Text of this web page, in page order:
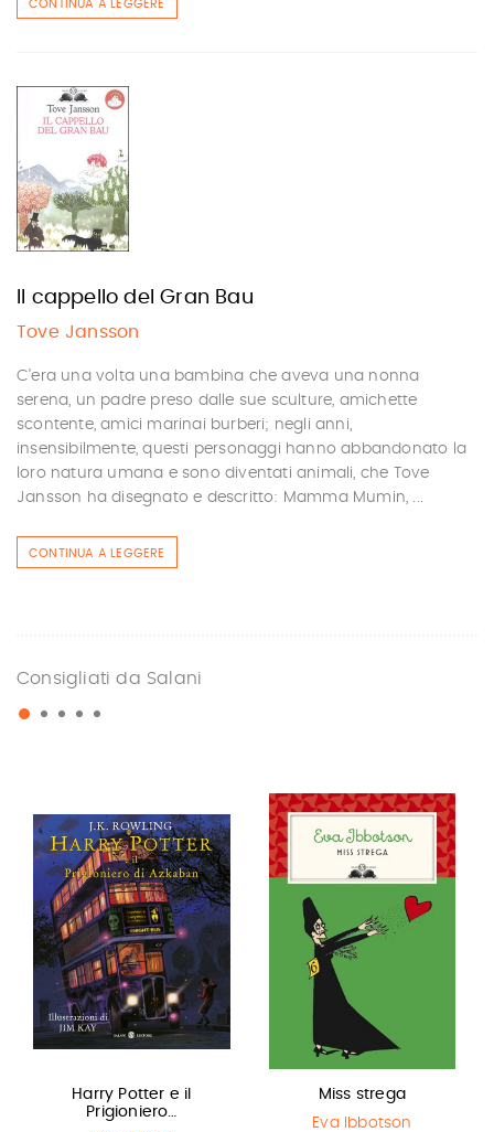
CONTINUA A LEGGERE
Il cappello del Gran Bau
Tove Jansson
C'era una volta una bambina che aveva una nonna
serena, un padre preso dalle sue sculture, amichette
scontente, amici marinai burberi; negli anni,
insensibilmente, questi personaggi hanno abbandonato la
loro natura umana e sono diventati animali, che Tove
Jansson ha disegnato e descritto: Mamma Mumin, ...
CONTINUA A LEGGERE
Consigliati da Salani
Harry Potter e il
Prigioniero…
Miss strega
Eva Ibbotson